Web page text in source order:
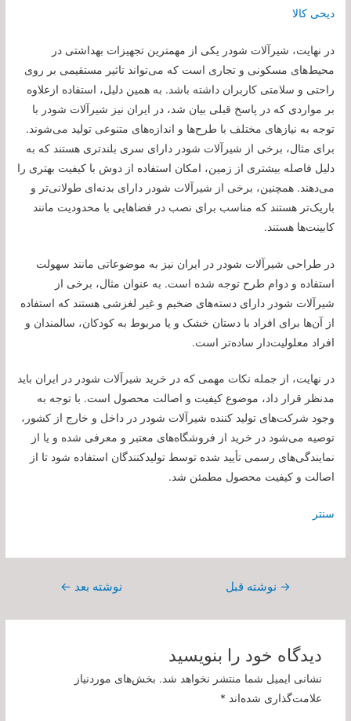
دیحی کالا
در نهایت، شیرآلات شودر یکی از مهمترین تجهیزات بهداشتی در
محیط‌های مسکونی و تجاری است که می‌تواند تاثیر مستقیمی بر روی
راحتی و سلامتی کاربران داشته باشد. به همین دلیل، استفاده ازعلاوه
بر مواردی که در پاسخ قبلی بیان شد، در ایران نیز شیرآلات شودر با
توجه به نیازهای مختلف با طرح‌ها و اندازه‌های متنوعی تولید می‌شوند.
برای مثال، برخی از شیرآلات شودر دارای سری بلندتری هستند که به
دلیل فاصله بیشتری از زمین، امکان استفاده از دوش با کیفیت بهتری را
می‌دهند. همچنین، برخی از شیرآلات شودر دارای بدنه‌ای طولانی‌تر و
باریک‌تر هستند که مناسب برای نصب در فضاهایی با محدودیت مانند
کابینت‌ها هستند.
در طراحی شیرآلات شودر در ایران نیز به موضوعاتی مانند سهولت
استفاده و دوام طرح توجه شده است. به عنوان مثال، برخی از
شیرآلات شودر دارای دسته‌های ضخیم و غیر لغزشی هستند که استفاده
از آن‌ها برای افراد با دستان خشک و یا مربوط به کودکان، سالمندان و
افراد معلولیت‌دار ساده‌تر است.
در نهایت، از جمله نکات مهمی که در خرید شیرآلات شودر در ایران باید
مدنظر قرار داد، موضوع کیفیت و اصالت محصول است. با توجه به
وجود شرکت‌های تولید کننده شیرآلات شودر در داخل و خارج از کشور،
توصیه می‌شود در خرید از فروشگاه‌های معتبر و معرفی شده و یا از
نمایندگی‌های رسمی تأیید شده توسط تولیدکنندگان استفاده شود تا از
اصالت و کیفیت محصول مطمئن شد.
سنتر
راهبری
→ نوشته قبل نوشته بعد ←
دیدگاه‌ خود را بنویسید
نشانی ایمیل شما منتشر نخواهد شد. بخش‌های موردنیاز
علامت‌گذاری شده‌اند *